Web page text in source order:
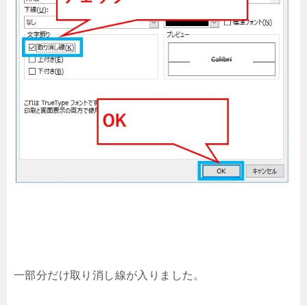
一部分だけ取り消し線が入りました。